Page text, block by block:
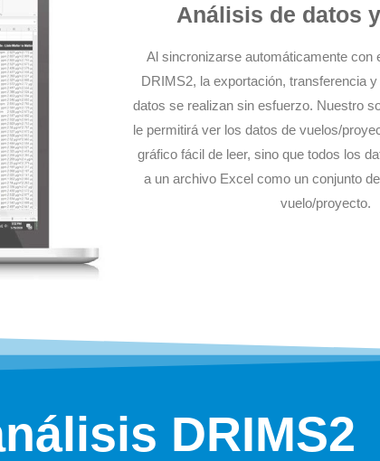
Análisis de datos
Al sincronizarse automáticamente con
DRIMS2, la exportación, transferencia
datos se realizan sin esfuerzo. Nuestro
le permitirá ver los datos de vuelos/
gráfico fácil de leer, sino que todos los
a un archivo Excel como un conjunto
vuelo/proyecto.
DRIMS2